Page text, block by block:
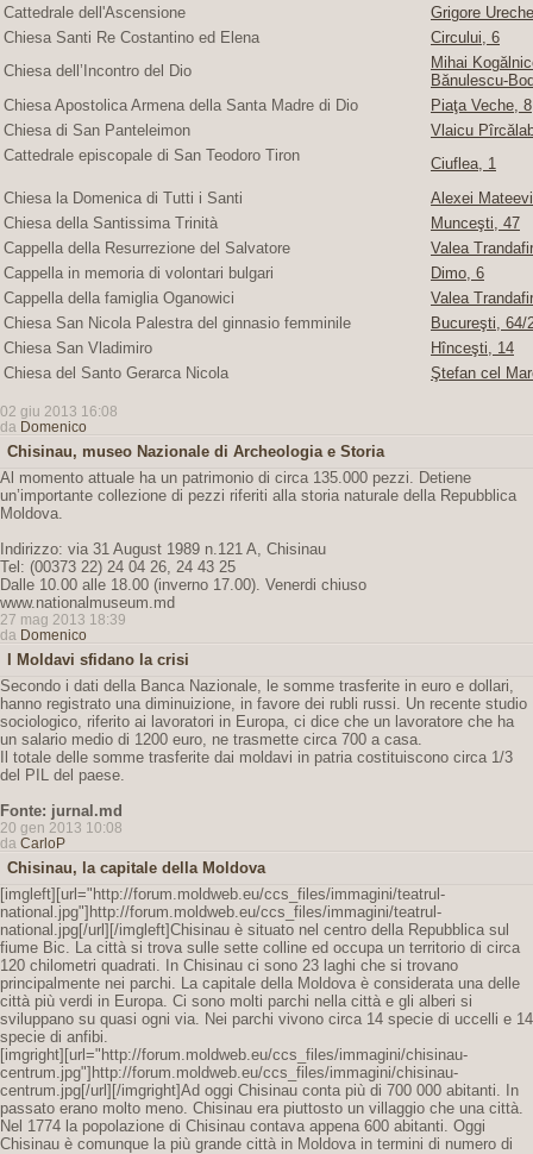
Cattedrale dell'Ascensione
Grigore
Chiesa Santi Re Costantino ed Elena
Circului, 6
Chiesa dell’Incontro del Dio
Mihai
Bănulescu-
Chiesa Apostolica Armena della Santa Madre di Dio
Piaţa Veche, 8
Chiesa di San Panteleimon
Vlaicu
Cattedrale episcopale di San Teodoro Tiron
Ciuflea, 1
Chiesa la Domenica di Tutti i Santi
Alexei
Chiesa della Santissima Trinità
Munceşti, 47
Cappella della Resurrezione del Salvatore
Valea
Cappella in memoria di volontari bulgari
Dimo, 6
Cappella della famiglia Oganowici
Valea
Chiesa San Nicola Palestra del ginnasio femminile
Bucureşti, 64/
Chiesa San Vladimiro
Hînceşti, 14
Chiesa del Santo Gerarca Nicola
Ştefan cel
02 giu 2013 16:08
da Domenico
Chisinau, museo Nazionale di Archeologia e Storia
Al momento attuale ha un patrimonio di circa 135.000 pezzi. Detiene
un’importante collezione di pezzi riferiti alla storia naturale della Repubblica
Moldova.
Indirizzo: via 31 August 1989 n.121 A, Chisinau
Tel: (00373 22) 24 04 26, 24 43 25
Dalle 10.00 alle 18.00 (inverno 17.00). Venerdi chiuso
www.nationalmuseum.md
27 mag 2013 18:39
da Domenico
I Moldavi sfidano la crisi
Secondo i dati della Banca Nazionale, le somme trasferite in euro e dollari,
hanno registrato una diminuizione, in favore dei rubli russi. Un recente studio
sociologico, riferito ai lavoratori in Europa, ci dice che un lavoratore che ha
un salario medio di 1200 euro, ne trasmette circa 700 a casa.
Il totale delle somme trasferite dai moldavi in patria costituiscono circa 1/3
del PIL del paese.
Fonte: jurnal.md
20 gen 2013 10:08
da CarloP
Chisinau, la capitale della Moldova
[imgleft][url="http://forum.moldweb.eu/ccs_files/immagini/teatrul-
national.jpg"]http://forum.moldweb.eu/ccs_files/immagini/teatrul-
national.jpg[/url][/imgleft]Chisinau è situato nel centro della Repubblica sul
fiume Bic. La città si trova sulle sette colline ed occupa un territorio di circa
120 chilometri quadrati. In Chisinau ci sono 23 laghi che si trovano
principalmente nei parchi. La capitale della Moldova è considerata una delle
città più verdi in Europa. Ci sono molti parchi nella città e gli alberi si
sviluppano su quasi ogni via. Nei parchi vivono circa 14 specie di uccelli e 14
specie di anfibi.
[imgright][url="http://forum.moldweb.eu/ccs_files/immagini/chisinau-
centrum.jpg"]http://forum.moldweb.eu/ccs_files/immagini/chisinau-
centrum.jpg[/url][/imgright]Ad oggi Chisinau conta più di 700 000 abitanti. In
passato erano molto meno. Chisinau era piuttosto un villaggio che una città.
Nel 1774 la popolazione di Chisinau contava appena 600 abitanti. Oggi
Chisinau è comunque la più grande città in Moldova in termini di numero di